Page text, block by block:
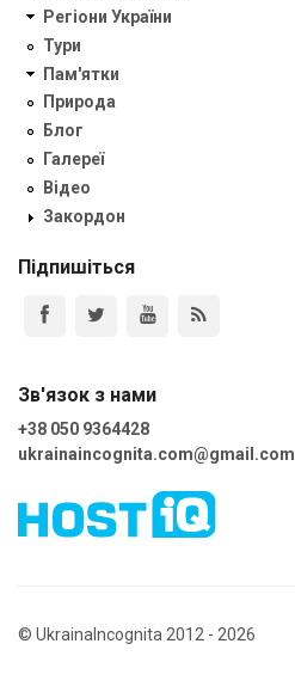
Регіони України
Тури
Пам'ятки
Природа
Блог
Галереї
Відео
Закордон
Підпишіться
Зв'язок з нами
+38 050 9364428
ukrainaincognita.com@gmail.com
© UkrainaIncognita 2012 - 2026